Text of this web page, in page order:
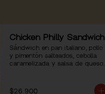
Chicken Philly Sandwich
Sándwich en pan italiano, pollo
y pimentón salteados, cebolla
caramelizada y salsa de queso.
$26.900